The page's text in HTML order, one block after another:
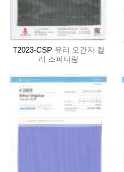
T2023-CSP 유리 오간자 컬
러 스퍼터링